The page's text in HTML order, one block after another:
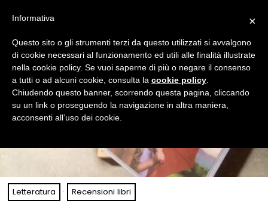
Letteratura · Recensioni libri
×
Informativa
Questo sito o gli strumenti terzi da questo utilizzati si avvalgono
di cookie necessari al funzionamento ed utili alle finalità illustrate
nella cookie policy. Se vuoi saperne di più o negare il consenso
a tutti o ad alcuni cookie, consulta la cookie policy
Chiudendo questo banner, scorrendo questa pagina, cliccando
su un link o proseguendo la navigazione in altra maniera,
acconsenti all’uso dei cookie.